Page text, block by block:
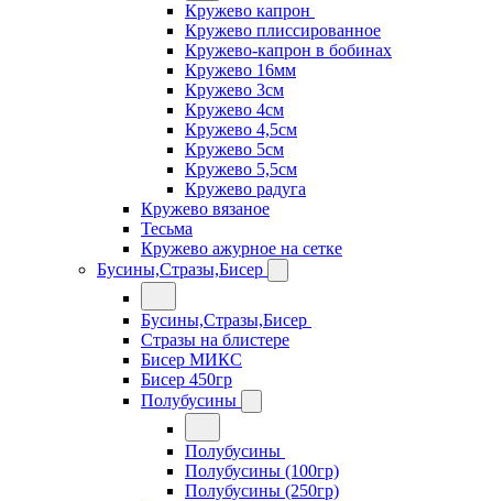
Кружево капрон
Кружево плиссированное
Кружево-капрон в бобинах
Кружево 16мм
Кружево 3см
Кружево 4см
Кружево 4,5см
Кружево 5см
Кружево 5,5см
Кружево радуга
Кружево вязаное
Тесьма
Кружево ажурное на сетке
Бусины,Стразы,Бисер
Бусины,Стразы,Бисер
Стразы на блистере
Бисер МИКС
Бисер 450гр
Полубусины
Полубусины
Полубусины (100гр)
Полубусины (250гр)